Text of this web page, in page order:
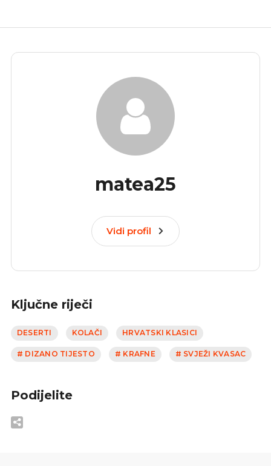
matea25
Vidi profil
Ključne riječi
DESERTI KOLAČI HRVATSKI KLASICI
# DIZANO TIJESTO # KRAFNE # SVJEŽI KVASAC
Podijelite